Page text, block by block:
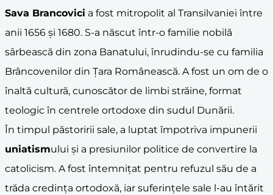
Sava Brancovici a fost mitropolit al Transilvaniei între
anii 1656 și 1680. S-a născut într-o familie nobilă
sârbească din zona Banatului, înrudindu-se cu familia
Brâncovenilor din Țara Românească. A fost un om de o
înaltă cultură, cunoscător de limbi străine, format
teologic în centrele ortodoxe din sudul Dunării.
În timpul păstoririi sale, a luptat împotriva impunerii
uniatismului și a presiunilor politice de convertire la
catolicism. A fost întemnițat pentru refuzul său de a
trăda credința ortodoxă, iar suferințele sale l-au întărit